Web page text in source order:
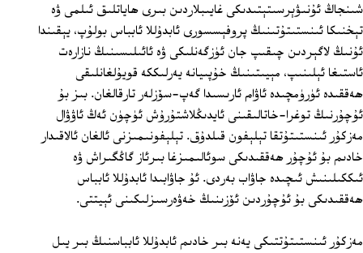
شىنجاڭ ئۇنىۋېرسىتېتىدىكى غايىبلاردىن بىرى ھاياتلىق ئىلمى ۋە
تېخنىكا ئىنستىتۇتىنىڭ پروفېسسورى ئابدۇللا ئابباس بولۇپ، يېقىندا
ئۇنىڭ لاگېردىن چىقىپ جان ئۈزگەنلىكى ۋە ئائىلىسىنىڭ نازارەت
ئاستىغا ئېلىنىپ، مېيىتىنىڭ خۇپىيانە يەرلىككە قويۇلغانلىقى
ھەققىدە ئۈرۈمچىدە ئاۋام ئارىسىدا گەپ-سۆزلەر تارقالغان. بىز بۇ
ئۇچۇرنىڭ توغرا-خاتالىقىنى ئايدىڭلاشتۇرۇش ئۈچۈن ئەڭ ئاۋۋال
مەزكۇر ئىنستىتۇتقا تېلېفون قىلدۇق. تېلېفونىمىزنى ئالغان ئالاقىدار
خادىم بۇ ئۇچۇر ھەققىدىكى سوئالىمىزغا بىرئاز گاڭگىراش ۋە
ئىككىلىنىش ئىچىدە جاۋاب بەردى. ئۇ جاۋابىدا ئابدۇللا ئابباس
ھەققىدىكى بۇ ئۇچۇردىن ئۆزىنىڭ خەۋەرسىزلىكىنى ئېيتتى.
مەزكۇر ئىنستىتۇتتىكى يەنە بىر خادىم ئابدۇللا ئابباسنىڭ بىر يىل